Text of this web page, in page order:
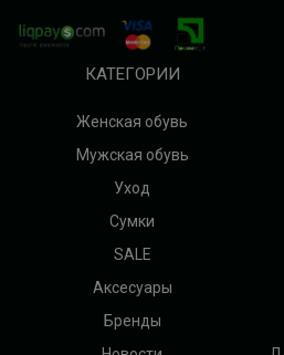
КАТЕГОРИИ
Женская обувь
Мужская обувь
Уход
Сумки
SALE
Аксесуары
Бренды